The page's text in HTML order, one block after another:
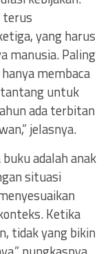
terus
yang harus
manusia. Paling
membaca
untuk
ada terbitan
jelasnya.
adalah anak
situasi
Ketika
tidak yang bikin